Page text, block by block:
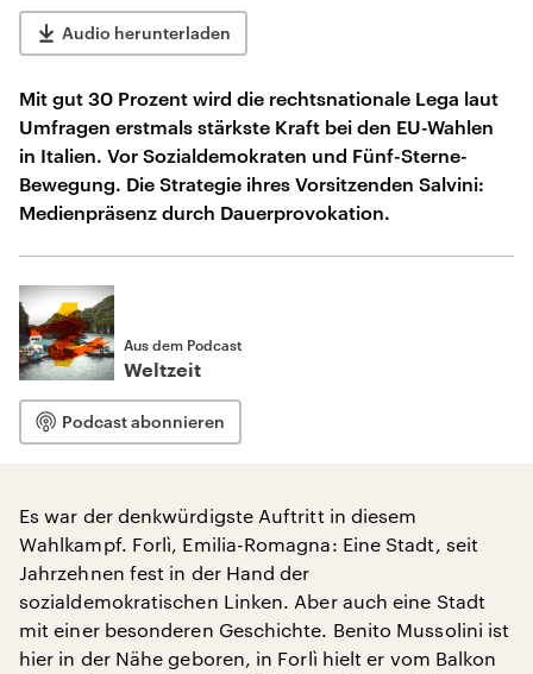
Audio herunterladen
Mit gut 30 Prozent wird die rechtsnationale Lega laut
Umfragen erstmals stärkste Kraft bei den EU-Wahlen
in Italien. Vor Sozialdemokraten und Fünf-Sterne-
Bewegung. Die Strategie ihres Vorsitzenden Salvini:
Medienpräsenz durch Dauerprovokation.
Aus dem Podcast
Weltzeit
Podcast abonnieren
Es war der denkwürdigste Auftritt in diesem
Wahlkampf. Forlì, Emilia-Romagna: Eine Stadt, seit
Jahrzehnen fest in der Hand der
sozialdemokratischen Linken. Aber auch eine Stadt
mit einer besonderen Geschichte. Benito Mussolini ist
hier in der Nähe geboren, in Forlì hielt er vom Balkon